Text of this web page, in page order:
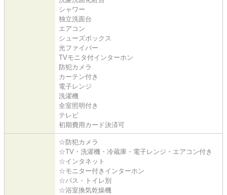
シャワー
独立洗面台
エアコン
シューズボックス
光ファイバー
TVモニタ付インターホン
防犯カメラ
カーテン付き
電子レンジ
洗濯機
全室照明付き
テレビ
初期費用カード決済可
☆防犯カメラ
☆TV・洗濯機・冷蔵庫・電子レンジ・エアコン付き
☆インタネット
☆モニター付きインターホン
☆バス・トイレ別
☆浴室換気乾燥機